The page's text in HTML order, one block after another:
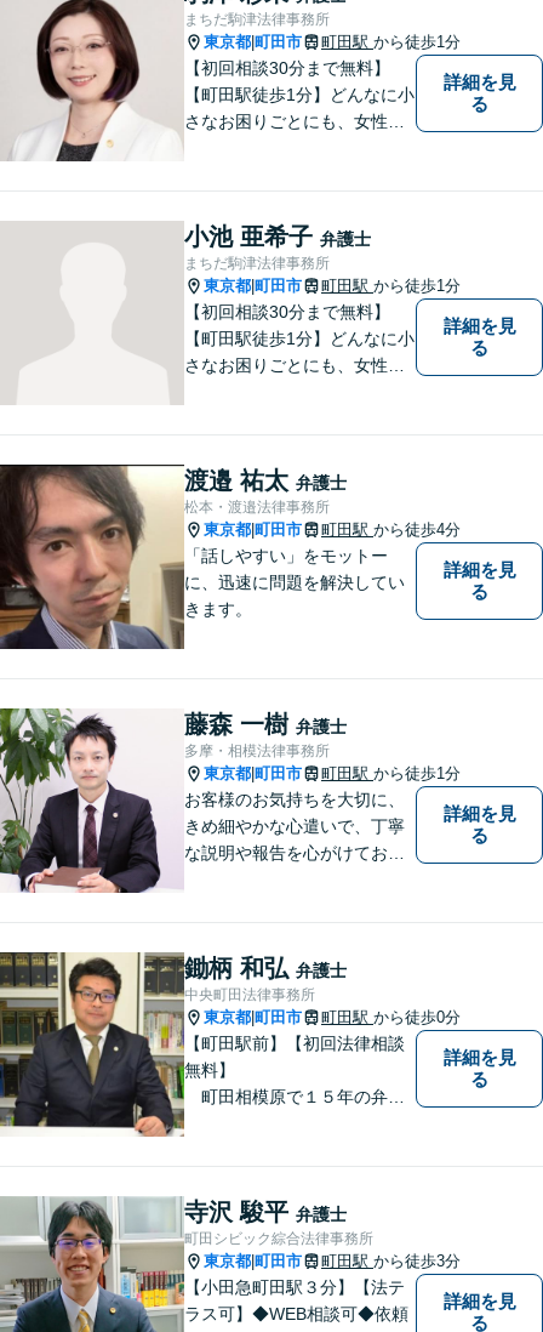
まちだ駒津法律事務所
東京都 町田市 町田駅 から徒歩1分
【初回相談30分まで無料】
【町田駅徒歩1分】どんなに小
さなお困りごとにも、女性弁
詳細を見
る
小池 亜希子 弁護士
まちだ駒津法律事務所
東京都 町田市 町田駅 から徒歩1分
【初回相談30分まで無料】
【町田駅徒歩1分】どんなに小
さなお困りごとにも、女性弁
詳細を見
る
渡邉 祐太 弁護士
松本・渡邉法律事務所
東京都 町田市 町田駅 から徒歩4分
「話しやすい」をモットー
に、迅速に問題を解決してい
きます。
詳細を見
る
藤森 一樹 弁護士
多摩・相模法律事務所
東京都 町田市 町田駅 から徒歩1分
お客様のお気持ちを大切に、
きめ細やかな心遣いで、丁寧
な説明や報告を心がけており
い相手方でもスムーズに解決
にいたします。
詳細を見
る
鋤柄 和弘 弁護士
中央町田法律事務所
東京都 町田市 町田駅 から徒歩0分
【町田駅前】【初回法律相談
無料】
町田相模原で１５年の弁護
判所より司法委員（裁判官に
協力して事件解決を図る補佐
職）に選任されております。
詳細を見
る
寺沢 駿平 弁護士
町田シビック綜合法律事務所
東京都 町田市 町田駅 から徒歩3分
【小田急町田駅３分】【法テ
ラス可】◆WEB相談可◆依頼
詳細を見
る